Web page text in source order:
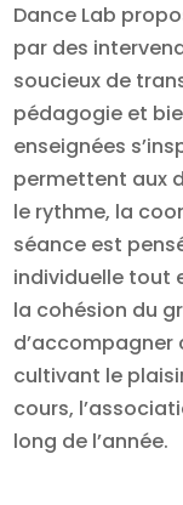
Dance Lab
par des
soucieux de
pédagogie et
enseignées
permettent aux
le rythme, la
séance est
individuelle tout
la cohésion du
d’accompagner
cultivant le
cours,
long de l’année.